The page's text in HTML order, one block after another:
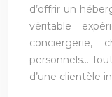
d’offrir un
véritable
conciergerie,
personnels…
d’une clientèle